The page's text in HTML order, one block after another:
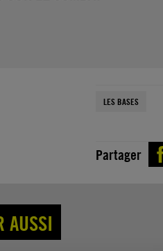
LES BASES
Partager
AUSSI